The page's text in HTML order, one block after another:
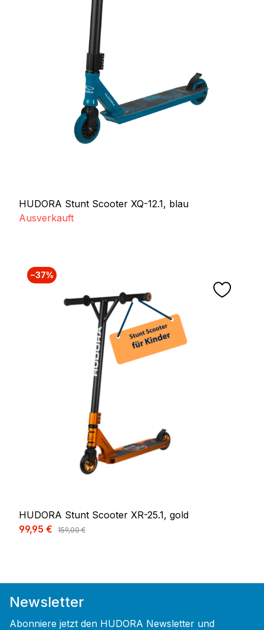
HUDORA Stunt Scooter XQ-12.1, blau
Ausverkauft
−37%
HUDORA Stunt Scooter XR-25.1, gold
Verkaufspreis:
99,95 € Regulärer Preis:
159,00 €
Newsletter
Abonniere jetzt den HUDORA Newsletter und